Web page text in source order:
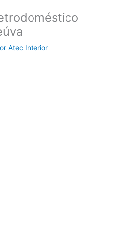
Atec Interior